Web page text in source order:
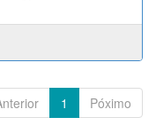
1 Póximo